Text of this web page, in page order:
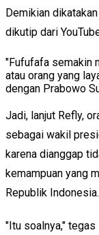
Demikian
dikutip dari
"Fufufafa semakin
atau orang yang
dengan Prabowo
Jadi, lanjut Refly,
sebagai wakil
karena dianggap
kemampuan yang
Republik Indonesia.
"Itu soalnya," tegas